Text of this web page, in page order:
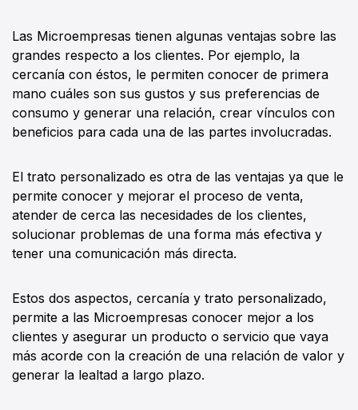
Las Microempresas tienen algunas ventajas sobre las
grandes respecto a los clientes. Por ejemplo, la
cercanía con éstos, le permiten conocer de primera
mano cuáles son sus gustos y sus preferencias de
consumo y generar una relación, crear vínculos con
beneficios para cada una de las partes involucradas.
El trato personalizado es otra de las ventajas ya que le
permite conocer y mejorar el proceso de venta,
atender de cerca las necesidades de los clientes,
solucionar problemas de una forma más efectiva y
tener una comunicación más directa.
Estos dos aspectos, cercanía y trato personalizado,
permite a las Microempresas conocer mejor a los
clientes y asegurar un producto o servicio que vaya
más acorde con la creación de una relación de valor y
generar la lealtad a largo plazo.